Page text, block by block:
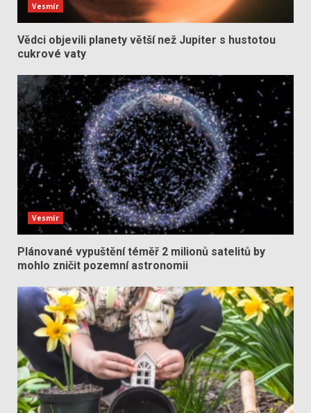
Vesmír
Vědci objevili planety větší než Jupiter s hustotou
cukrové vaty
Vesmír
Plánované vypuštění téměř 2 milionů satelitů by
mohlo zničit pozemní astronomii